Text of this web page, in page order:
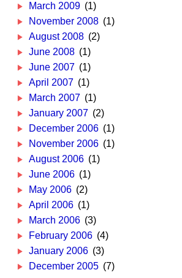
March 2009 (1)
November 2008 (1)
August 2008 (2)
June 2008 (1)
June 2007 (1)
April 2007 (1)
March 2007 (1)
January 2007 (2)
December 2006 (1)
November 2006 (1)
August 2006 (1)
June 2006 (1)
May 2006 (2)
April 2006 (1)
March 2006 (3)
February 2006 (4)
January 2006 (3)
December 2005 (7)